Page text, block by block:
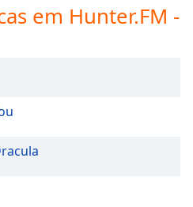
em Hunter.FM -